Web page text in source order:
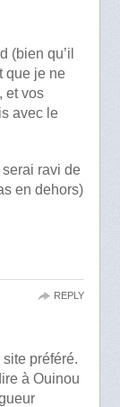
(bien qu’il
que je ne
et vos
avec le
ravi de
en dehors)
préféré.
à Ouinou
REPLY